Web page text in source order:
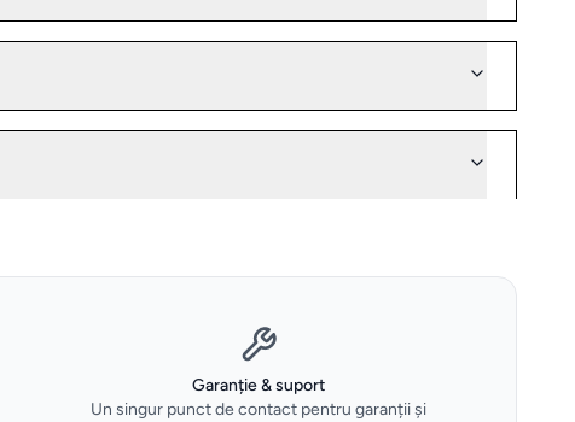
Garanție & suport
Un singur punct de contact pentru garanții și